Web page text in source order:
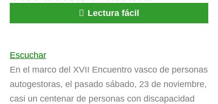
Lectura fácil
Escuchar
En el marco del XVII Encuentro vasco de personas
autogestoras, el pasado sábado, 23 de noviembre,
casi un centenar de personas con discapacidad